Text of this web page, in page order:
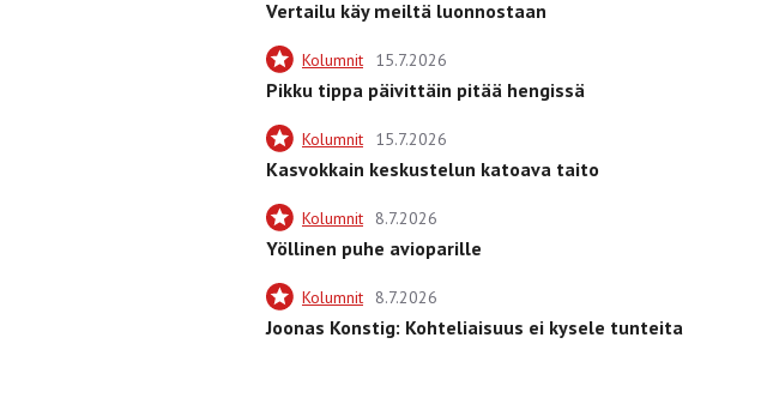
Vertailu käy meiltä luonnostaan
Kolumnit 15.7.2026
Pikku tippa päivittäin pitää hengissä
Kolumnit 15.7.2026
Kasvokkain keskustelun katoava taito
Kolumnit 8.7.2026
Yöllinen puhe avioparille
Kolumnit 8.7.2026
Joonas Konstig: Kohteliaisuus ei kysele tunteita